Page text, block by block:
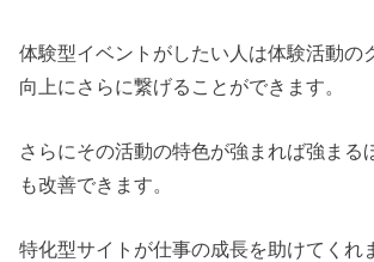
体験型イベントがしたい人は体験活動の
向上にさらに繋げることができます。
さらにその活動の特色が強まれば強まる
も改善できます。
特化型サイトが仕事の成長を助けてくれ